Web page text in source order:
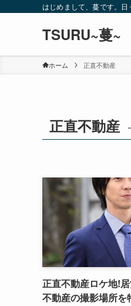
はじめまして、蔓です。
TSURU~蔓~
ホーム 正直不動産
正直不動産
正直不動産ロケ地!
不動産の撮影場所を